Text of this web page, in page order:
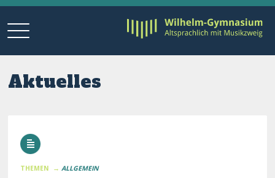
Aktuelles
THEMEN → ALLGEMEIN